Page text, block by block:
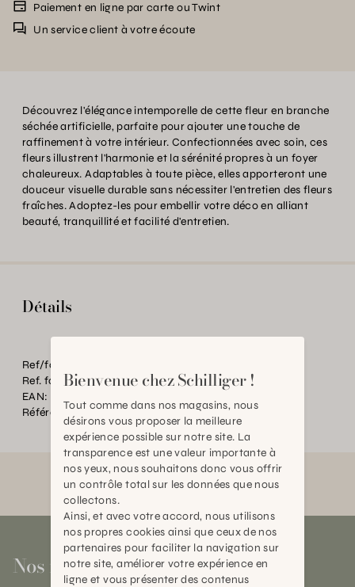
Paiement en ligne par carte ou Twint
Un service client à votre écoute
Découvrez l'élégance intemporelle de cette fleur en branche
séchée artificielle, parfaite pour ajouter une touche de
raffinement à votre intérieur. Confectionnées avec soin, ces
fleurs illustrent l'harmonie et la sérénité propres à un foyer
chaleureux. Adaptables à toute pièce, elles apporteront une
douceur visuelle durable sans nécessiter l'entretien des fleurs
fraîches. Adoptez-les pour embellir votre déco en alliant
beauté, tranquillité et facilité d'entretien.
Détails
Ref/fourn. Couleur:
Ref. fournisseur:
43993-05
EAN:
Référence:
BT.P78018.0000.BA23.0000
Nos magasins
Bienvenue chez Schilliger !
Tout comme dans nos magasins, nous
désirons vous proposer la meilleure
expérience possible sur notre site. La
transparence est une valeur importante à
nos yeux, nous souhaitons donc vous offrir
un contrôle total sur les données que nous
collectons.
Ainsi, et avec votre accord, nous utilisons
nos propres cookies ainsi que ceux de nos
partenaires pour faciliter la navigation sur
notre site, améliorer votre expérience en
ligne et vous présenter des contenus